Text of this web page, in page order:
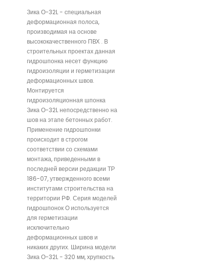
Зика О-32L - специальная
деформационная полоса,
производимая на основе
высококачественного ПВХ . В
строительных проектах данная
гидрошпонка несет функцию
гидроизоляции и герметизации
деформационных швов.
Монтируется
гидроизоляционная шпонка
Зика О-32L непосредственно на
шов на этапе бетонных работ.
Применение гидрошпонки
происходит в строгом
соответствии со схемами
монтажа, приведенными в
последней версии редакции ТР
186-07, утвержденного всеми
институтами строительства на
территории РФ. Серия моделей
гидрошпонок O используется
для герметизации
исключительно
деформационных швов и
никаких других. Ширина модели
Зика О-32L - 320 мм, хрупкость